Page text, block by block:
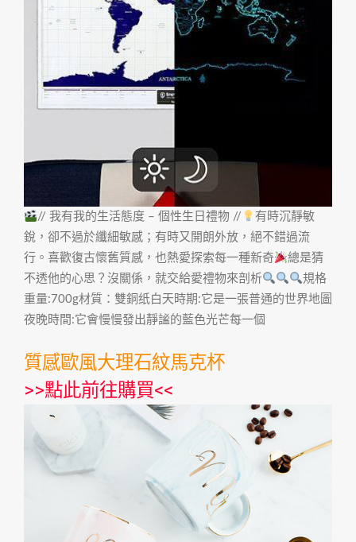
// 我有我的生活態度 – 個性生日禮物 //
有時沉靜敏
銳，卻不過於纖細敏感；有時又開朗外放，絕不錯過流
行。喜歡復古懷舊質感，也熱愛探索每一種新奇
總是猜
不透他的心思？沒關係，就交給愛禮物來剖析
規格
重量:700g材質：雙銅纸白天時期:它是一張普通的世界地圖
夜晚時間:它會慢慢發出靜謐的藍色光芒每一個
質感歐風大理石紋馬克杯
>>點此前往購買<<